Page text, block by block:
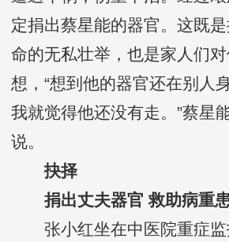
定捐出蔡星能的器官。这既
命的无私壮举，也是家人们
想，“想到他的器官还在别人
我就觉得他还没有走。”蔡星
说。
抉择
捐出丈夫器官 救助病重
张小红坐在中医院重症监